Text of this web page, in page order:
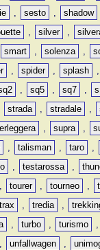
, sesto , shadow
, silver ,
smart , solenza ,
, spider , splash ,
, sq5 , sq7 ,
strada , stradale ,
, supra ,
, talisman , taro ,
, testarossa ,
, tourer , tourneo ,
trax , tredia ,
, turbo , turismo ,
, unfallwagen ,